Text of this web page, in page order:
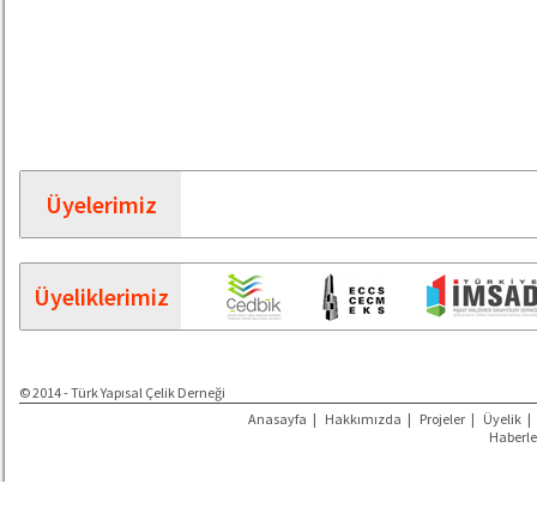
Üyelerimiz
Üyeliklerimiz
© 2014 - Türk Yapısal Çelik Derneği
Anasayfa | Hakkımızda | Projeler | Üyelik |